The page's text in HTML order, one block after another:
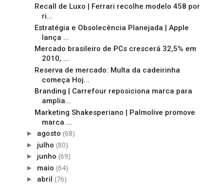
Recall de Luxo | Ferrari recolhe modelo 458 por
ri...
Estratégia e Obsolecência Planejada | Apple
lança ...
Mercado brasileiro de PCs crescerá 32,5% em
2010, ...
Reserva de mercado: Multa da cadeirinha
começa Hoj...
Branding | Carrefour reposiciona marca para
amplia...
Marketing Shakesperiano | Palmolive promove
marca ...
► agosto (68)
► julho (80)
► junho (69)
► maio (64)
► abril (76)